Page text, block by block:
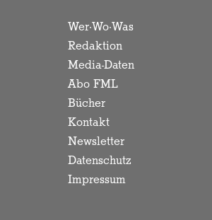
Wer·Wo·Was
Redaktion
Media-Daten
Abo FML
Bücher
Kontakt
Newsletter
Datenschutz
Impressum